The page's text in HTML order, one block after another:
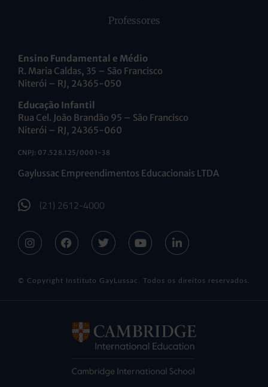
Professores
Ensino Fundamental e Médio
R. Maria Caldas, 35 – São Francisco
Niterói – RJ, 24365-050
Educação Infantil
Rua Cel. João Brandão 95 – São Francisco
Niterói – RJ, 24365-060
CNPJ: 07.528.125/0001-38
Gaylussac Empreendimentos Educacionais LTDA
(21) 2612-4000
© Copyright Instituto GayLussac. Todos os direitos reservados.